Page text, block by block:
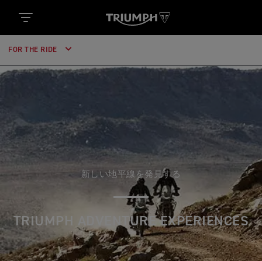
FOR THE RIDE
新しい地平線を発見する
TRIUMPH ADVENTURE EXPERIENCES